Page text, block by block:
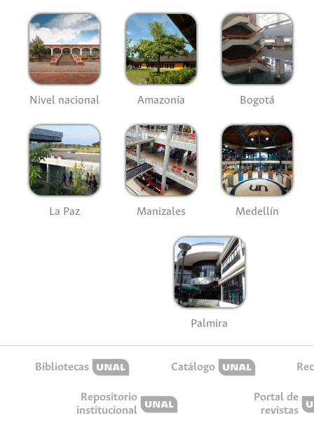
Nivel nacional Amazonía Bogotá
La Paz Manizales Medellín
Palmira
Bibliotecas Catálogo
Repositorio
institucional
Portal de
revistas